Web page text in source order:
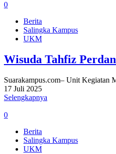
0
Berita
Salingka Kampus
UKM
Wisuda Tahfiz
Suarakampus.com– Unit Kegiatan
17 Juli 2025
Selengkapnya
0
Berita
Salingka Kampus
UKM